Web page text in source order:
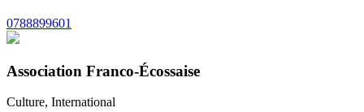
0788899601
Association Franco-Écossaise
Culture, International